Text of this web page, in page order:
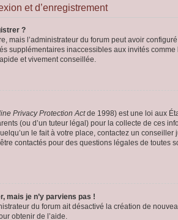
et d’enregistrement
?
mais l’administrateur du forum peut avoir
supplémentaires inaccessibles aux invités
et vivement conseillée.
Privacy Protection Actde 1998) est une loi aux
(ou d’un tuteur légal) pour la collecte de ces
le fait à votre place, contactez un
contactés pour des questions légales de toutes
mais je n’y parviens pas !
du forum ait désactivé la création de
obtenir de l’aide.